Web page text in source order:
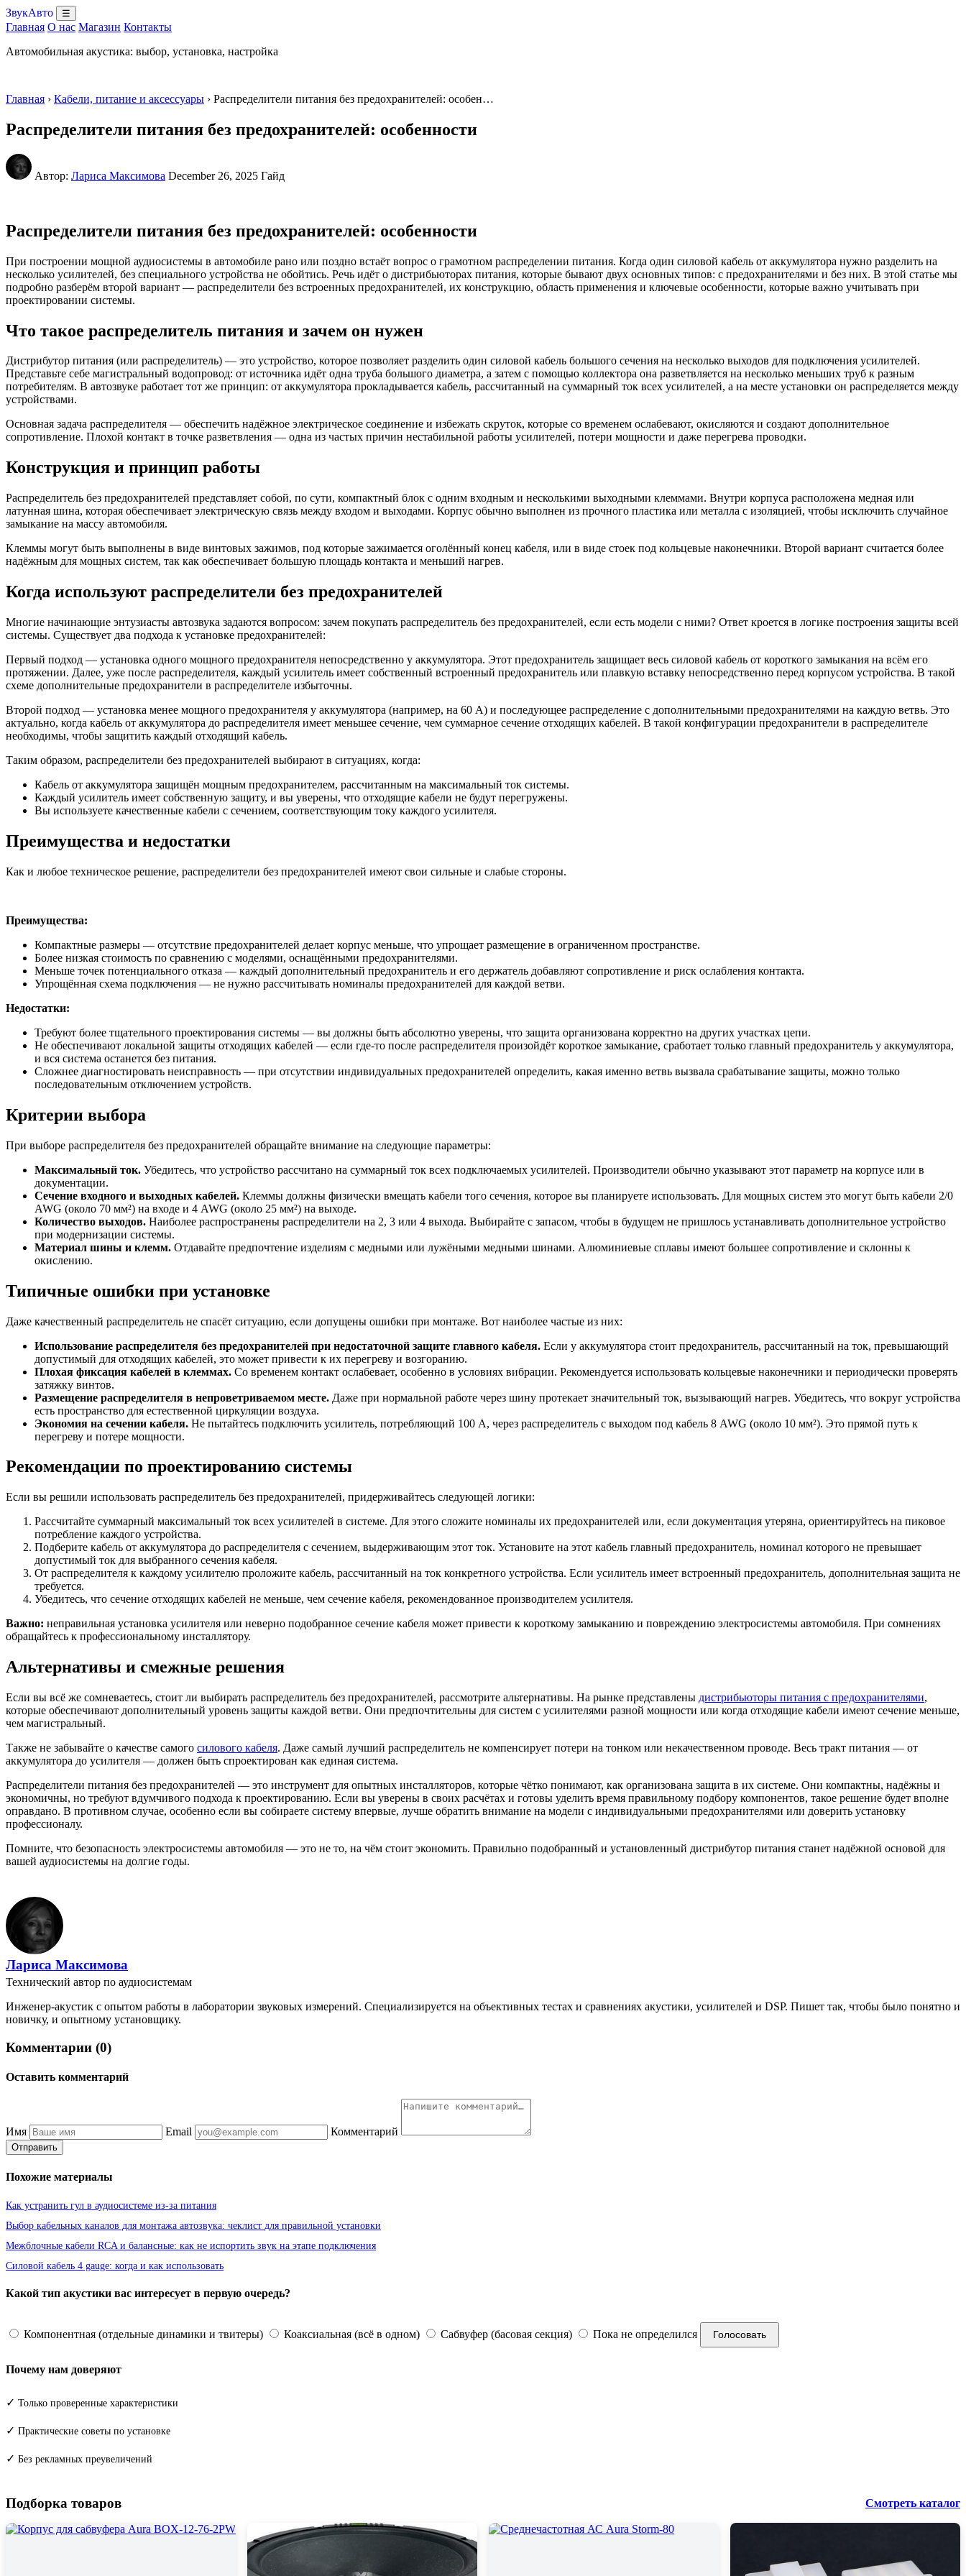
ЗвукАвто ☰
Главная О нас Магазин Контакты
Автомобильная акустика: выбор, установка, настройка
Главная › Кабели, питание и аксессуары › Распределители питания без предохранителей: особен…
Распределители питания без предохранителей: особенности
Автор: Лариса Максимова December 26, 2025 Гайд
Распределители питания без предохранителей: особенности
При построении мощной аудиосистемы в автомобиле рано или поздно встаёт вопрос о грамотном распределении питания. Когда один силовой кабель от аккумулятора нужно разделить на
несколько усилителей, без специального устройства не обойтись. Речь идёт о дистрибьюторах питания, которые бывают двух основных типов: с предохранителями и без них. В этой статье мы
подробно разберём второй вариант — распределители без встроенных предохранителей, их конструкцию, область применения и ключевые особенности, которые важно учитывать при
проектировании системы.
Что такое распределитель питания и зачем он нужен
Дистрибутор питания (или распределитель) — это устройство, которое позволяет разделить один силовой кабель большого сечения на несколько выходов для подключения усилителей.
Представьте себе магистральный водопровод: от источника идёт одна труба большого диаметра, а затем с помощью коллектора она разветвляется на несколько меньших труб к разным
потребителям. В автозвуке работает тот же принцип: от аккумулятора прокладывается кабель, рассчитанный на суммарный ток всех усилителей, а на месте установки он распределяется между
устройствами.
Основная задача распределителя — обеспечить надёжное электрическое соединение и избежать скруток, которые со временем ослабевают, окисляются и создают дополнительное
сопротивление. Плохой контакт в точке разветвления — одна из частых причин нестабильной работы усилителей, потери мощности и даже перегрева проводки.
Конструкция и принцип работы
Распределитель без предохранителей представляет собой, по сути, компактный блок с одним входным и несколькими выходными клеммами. Внутри корпуса расположена медная или
латунная шина, которая обеспечивает электрическую связь между входом и выходами. Корпус обычно выполнен из прочного пластика или металла с изоляцией, чтобы исключить случайное
замыкание на массу автомобиля.
Клеммы могут быть выполнены в виде винтовых зажимов, под которые зажимается оголённый конец кабеля, или в виде стоек под кольцевые наконечники. Второй вариант считается более
надёжным для мощных систем, так как обеспечивает большую площадь контакта и меньший нагрев.
Когда используют распределители без предохранителей
Многие начинающие энтузиасты автозвука задаются вопросом: зачем покупать распределитель без предохранителей, если есть модели с ними? Ответ кроется в логике построения защиты всей
системы. Существует два подхода к установке предохранителей:
Первый подход — установка одного мощного предохранителя непосредственно у аккумулятора. Этот предохранитель защищает весь силовой кабель от короткого замыкания на всём его
протяжении. Далее, уже после распределителя, каждый усилитель имеет собственный встроенный предохранитель или плавкую вставку непосредственно перед корпусом устройства. В такой
схеме дополнительные предохранители в распределителе избыточны.
Второй подход — установка менее мощного предохранителя у аккумулятора (например, на 60 А) и последующее распределение с дополнительными предохранителями на каждую ветвь. Это
актуально, когда кабель от аккумулятора до распределителя имеет меньшее сечение, чем суммарное сечение отходящих кабелей. В такой конфигурации предохранители в распределителе
необходимы, чтобы защитить каждый отходящий кабель.
Таким образом, распределители без предохранителей выбирают в ситуациях, когда:
Кабель от аккумулятора защищён мощным предохранителем, рассчитанным на максимальный ток системы.
Каждый усилитель имеет собственную защиту, и вы уверены, что отходящие кабели не будут перегружены.
Вы используете качественные кабели с сечением, соответствующим току каждого усилителя.
Преимущества и недостатки
Как и любое техническое решение, распределители без предохранителей имеют свои сильные и слабые стороны.
Преимущества:
Компактные размеры — отсутствие предохранителей делает корпус меньше, что упрощает размещение в ограниченном пространстве.
Более низкая стоимость по сравнению с моделями, оснащёнными предохранителями.
Меньше точек потенциального отказа — каждый дополнительный предохранитель и его держатель добавляют сопротивление и риск ослабления контакта.
Упрощённая схема подключения — не нужно рассчитывать номиналы предохранителей для каждой ветви.
Недостатки:
Требуют более тщательного проектирования системы — вы должны быть абсолютно уверены, что защита организована корректно на других участках цепи.
Не обеспечивают локальной защиты отходящих кабелей — если где-то после распределителя произойдёт короткое замыкание, сработает только главный предохранитель у аккумулятора,
и вся система останется без питания.
Сложнее диагностировать неисправность — при отсутствии индивидуальных предохранителей определить, какая именно ветвь вызвала срабатывание защиты, можно только
последовательным отключением устройств.
Критерии выбора
При выборе распределителя без предохранителей обращайте внимание на следующие параметры:
Максимальный ток. Убедитесь, что устройство рассчитано на суммарный ток всех подключаемых усилителей. Производители обычно указывают этот параметр на корпусе или в
документации.
Сечение входного и выходных кабелей. Клеммы должны физически вмещать кабели того сечения, которое вы планируете использовать. Для мощных систем это могут быть кабели 2/0
AWG (около 70 мм²) на входе и 4 AWG (около 25 мм²) на выходе.
Количество выходов. Наиболее распространены распределители на 2, 3 или 4 выхода. Выбирайте с запасом, чтобы в будущем не пришлось устанавливать дополнительное устройство
при модернизации системы.
Материал шины и клемм. Отдавайте предпочтение изделиям с медными или лужёными медными шинами. Алюминиевые сплавы имеют большее сопротивление и склонны к
окислению.
Типичные ошибки при установке
Даже качественный распределитель не спасёт ситуацию, если допущены ошибки при монтаже. Вот наиболее частые из них:
Использование распределителя без предохранителей при недостаточной защите главного кабеля. Если у аккумулятора стоит предохранитель, рассчитанный на ток, превышающий
допустимый для отходящих кабелей, это может привести к их перегреву и возгоранию.
Плохая фиксация кабелей в клеммах. Со временем контакт ослабевает, особенно в условиях вибрации. Рекомендуется использовать кольцевые наконечники и периодически проверять
затяжку винтов.
Размещение распределителя в непроветриваемом месте. Даже при нормальной работе через шину протекает значительный ток, вызывающий нагрев. Убедитесь, что вокруг устройства
есть пространство для естественной циркуляции воздуха.
Экономия на сечении кабеля. Не пытайтесь подключить усилитель, потребляющий 100 А, через распределитель с выходом под кабель 8 AWG (около 10 мм²). Это прямой путь к
перегреву и потере мощности.
Рекомендации по проектированию системы
Если вы решили использовать распределитель без предохранителей, придерживайтесь следующей логики:
Рассчитайте суммарный максимальный ток всех усилителей в системе. Для этого сложите номиналы их предохранителей или, если документация утеряна, ориентируйтесь на пиковое
потребление каждого устройства.
Подберите кабель от аккумулятора до распределителя с сечением, выдерживающим этот ток. Установите на этот кабель главный предохранитель, номинал которого не превышает
допустимый ток для выбранного сечения кабеля.
От распределителя к каждому усилителю проложите кабель, рассчитанный на ток конкретного устройства. Если усилитель имеет встроенный предохранитель, дополнительная защита не
требуется.
Убедитесь, что сечение отходящих кабелей не меньше, чем сечение кабеля, рекомендованное производителем усилителя.
Важно: неправильная установка усилителя или неверно подобранное сечение кабеля может привести к короткому замыканию и повреждению электросистемы автомобиля. При сомнениях
обращайтесь к профессиональному инсталлятору.
Альтернативы и смежные решения
Если вы всё же сомневаетесь, стоит ли выбирать распределитель без предохранителей, рассмотрите альтернативы. На рынке представлены дистрибьюторы питания с предохранителями,
которые обеспечивают дополнительный уровень защиты каждой ветви. Они предпочтительны для систем с усилителями разной мощности или когда отходящие кабели имеют сечение меньше,
чем магистральный.
Также не забывайте о качестве самого силового кабеля. Даже самый лучший распределитель не компенсирует потери на тонком или некачественном проводе. Весь тракт питания — от
аккумулятора до усилителя — должен быть спроектирован как единая система.
Распределители питания без предохранителей — это инструмент для опытных инсталляторов, которые чётко понимают, как организована защита в их системе. Они компактны, надёжны и
экономичны, но требуют вдумчивого подхода к проектированию. Если вы уверены в своих расчётах и готовы уделить время правильному подбору компонентов, такое решение будет вполне
оправдано. В противном случае, особенно если вы собираете систему впервые, лучше обратить внимание на модели с индивидуальными предохранителями или доверить установку
профессионалу.
Помните, что безопасность электросистемы автомобиля — это не то, на чём стоит экономить. Правильно подобранный и установленный дистрибутор питания станет надёжной основой для
вашей аудиосистемы на долгие годы.
Лариса Максимова
Технический автор по аудиосистемам
Инженер-акустик с опытом работы в лаборатории звуковых измерений. Специализируется на объективных тестах и сравнениях акустики, усилителей и DSP. Пишет так, чтобы было понятно и
новичку, и опытному установщику.
Комментарии (0)
Оставить комментарий
Имя Email Комментарий
Отправить
Похожие материалы
Как устранить гул в аудиосистеме из-за питания
Выбор кабельных каналов для монтажа автозвука: чеклист для правильной установки
Межблочные кабели RCA и балансные: как не испортить звук на этапе подключения
Силовой кабель 4 gauge: когда и как использовать
Какой тип акустики вас интересует в первую очередь?
Компонентная (отдельные динамики и твитеры) Коаксиальная (всё в одном) Сабвуфер (басовая секция) Пока не определился Голосовать
Почему нам доверяют
✓ Только проверенные характеристики
✓ Практические советы по установке
✓ Без рекламных преувеличений
Подборка товаров Смотреть каталог